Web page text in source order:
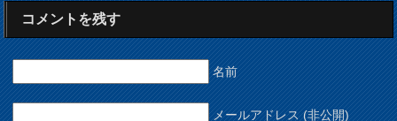
コメントを残す
名前
メールアドレス (非公開)